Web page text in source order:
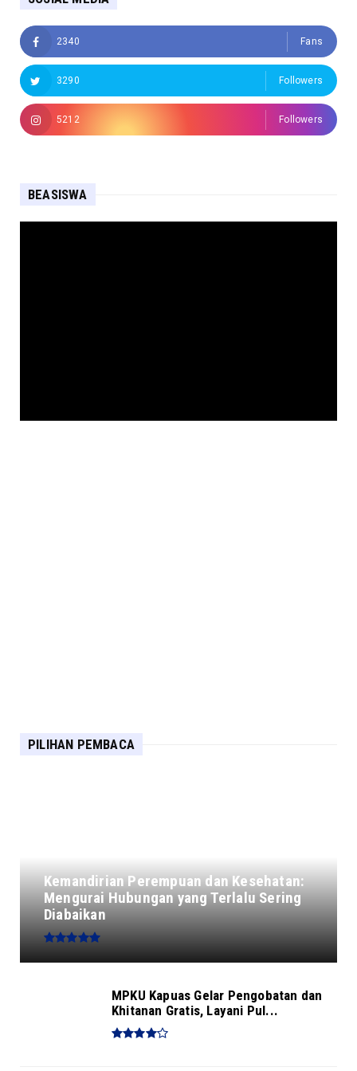
2340 Fans
3290 Followers
5212 Followers
BEASISWA
PILIHAN PEMBACA
Kemandirian Perempuan dan Kesehatan:
Mengurai Hubungan yang Terlalu Sering
Diabaikan
MPKU Kapuas Gelar Pengobatan dan
Khitanan Gratis, Layani Pul...